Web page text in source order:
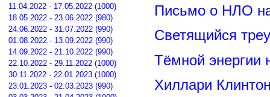
11.04.2022 - 17.05.2022 (1000)
18.05.2022 - 23.06.2022 (980)
24.06.2022 - 31.07.2022 (990)
01.08.2022 - 13.09.2022 (990)
14.09.2022 - 21.10.2022 (990)
22.10.2022 - 29.11.2022 (1000)
30.11.2022 - 22.01.2023 (1000)
23.01.2023 - 02.03.2023 (990)
Письмо о НЛО
Светящийся
Тёмной энергии
Хиллари